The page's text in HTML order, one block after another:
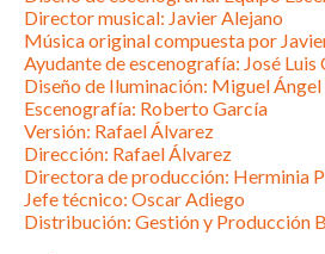
Director musical: Javier Alejano
Música original compuesta por
Ayudante de escenografía: José
Diseño de Iluminación: Miguel Ángel
Escenografía: Roberto García
Versión: Rafael Álvarez
Dirección: Rafael Álvarez
Directora de producción: Herminia
Jefe técnico: Oscar Adiego
Distribución: Gestión y Producción